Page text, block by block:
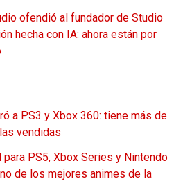
ofendió al fundador de Studio
hecha con IA: ahora están por
a PS3 y Xbox 360: tiene más de
vendidas
PS5, Xbox Series y Nintendo
de los mejores animes de la